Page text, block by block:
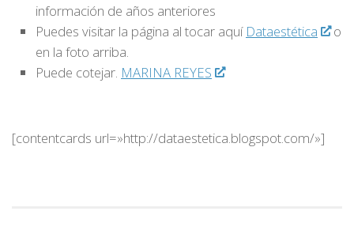
información de años anteriores
Puedes visitar la página al tocar aquí Dataestética
o
en la foto arriba.
Puede cotejar. MARINA REYES
[contentcards url=»http://dataestetica.blogspot.com/»]